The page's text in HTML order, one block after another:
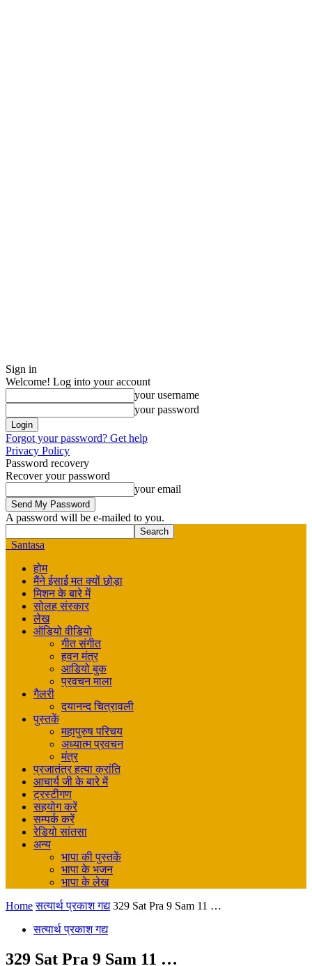
Sign in
Welcome! Log into your account
your username
your password
Forgot your password? Get help
Privacy Policy
Password recovery
Recover your password
your email
A password will be e-mailed to you.
Santasa
होम
मैंने ईसाई मत क्यों छोड़ा
मिशन के बारे में
सोलह संस्कार
लेख
ऑडियो वीडियो
गीत संगीत
हवन मंत्र
आडियो बुक
प्रवचन माला
गैलरी
दयानन्द चित्रावली
पुस्तकें
महापुरुष परिचय
अध्यात्म प्रवचन
मंत्र
प्रजातंत्र हत्या क्रांति
आचार्य जी के बारे में
ट्रस्टीगण
सहयोग करें
सम्पर्क करें
रेडियो सांतसा
अन्य
भापा की पुस्तकें
भापा के भजन
भापा के लेख
Home सत्यार्थ प्रकाश गद्य 329 Sat Pra 9 Sam 11 …
सत्यार्थ प्रकाश गद्य
329 Sat Pra 9 Sam 11 …